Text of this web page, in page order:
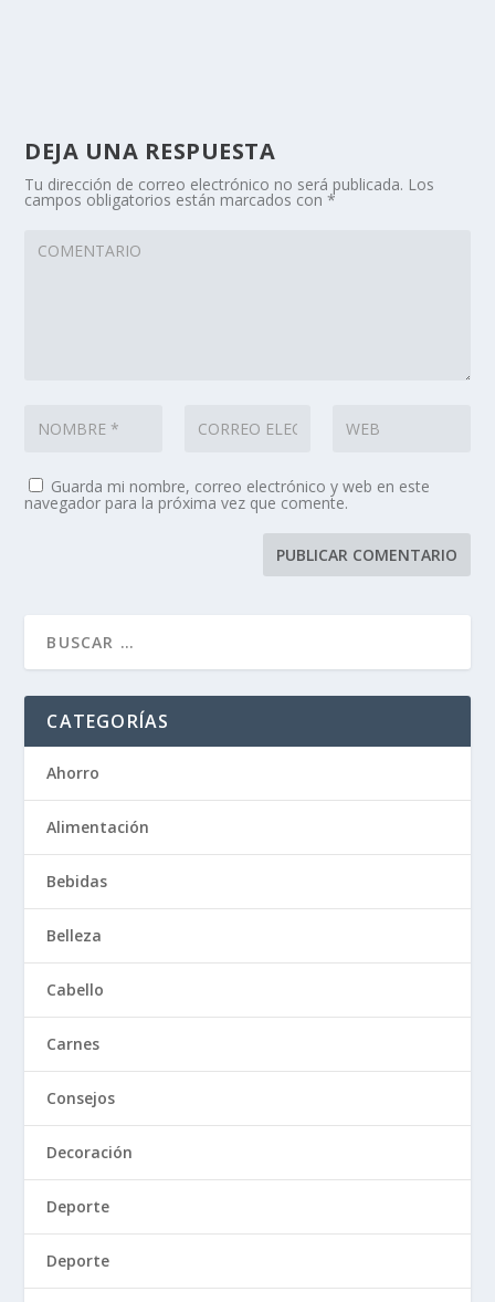
DEJA UNA RESPUESTA
Tu dirección de correo electrónico no será publicada. Los
campos obligatorios están marcados con*
Guarda mi nombre, correo electrónico y web en este
navegador para la próxima vez que comente.
CATEGORÍAS
Ahorro
Alimentación
Bebidas
Belleza
Cabello
Carnes
Consejos
Decoración
Deporte
Deporte